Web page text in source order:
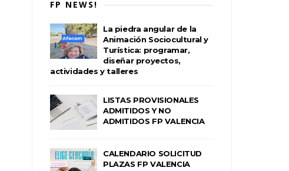
FP NEWS!
La piedra angular de la
Animación Sociocultural y
Turística: programar,
diseñar proyectos,
actividades y talleres
LISTAS PROVISIONALES
ADMITIDOS Y NO
ADMITIDOS FP VALENCIA
CALENDARIO SOLICITUD
PLAZAS FP VALENCIA